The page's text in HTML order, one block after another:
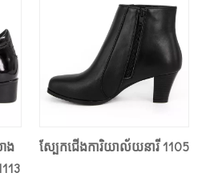
ង
ស្បែកជើងការិយាល័យនារី 1105